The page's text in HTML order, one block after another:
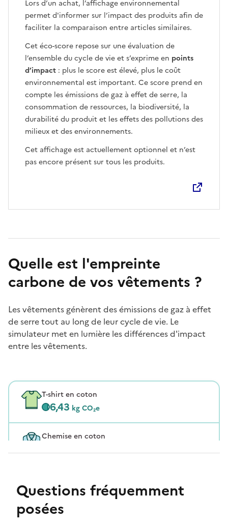
Lors d’un achat, l’affichage environnemental
permet d'informer sur l’impact des produits afin de
faciliter la comparaison entre articles similaires.
Cet éco-score repose sur une évaluation de
l’ensemble du cycle de vie et s’exprime en points
d’impact : plus le score est élevé, plus le coût
environnemental est important. Ce score prend en
compte les émissions de gaz à effet de serre, la
consommation de ressources, la biodiversité, la
durabilité du produit et les effets des pollutions des
milieux et des environnements.
Cet affichage est actuellement optionnel et n’est
pas encore présent sur tous les produits.
Quelle est l'empreinte
carbone de vos vêtements ?
Les vêtements génèrent des émissions de gaz à effet
de serre tout au long de leur cycle de vie. Le
simulateur met en lumière les différences d'impact
entre les vêtements.
Questions fréquemment
posées